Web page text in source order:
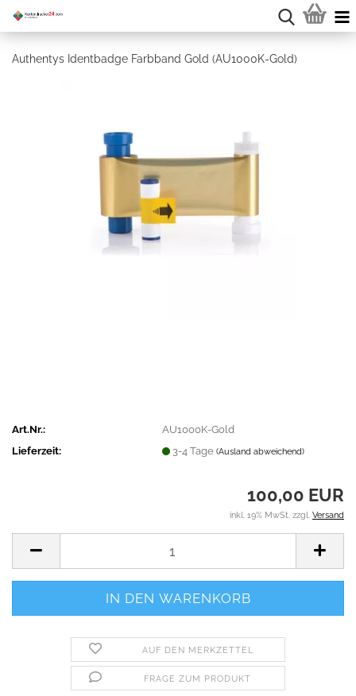
Authentys Identbadge Farbband Gold (AU1000K-Gold)
Art.Nr.:
AU1000K-Gold
Lieferzeit:
3-4 Tage(Ausland abweichend)
100,00 EUR
inkl. 19% MwSt. zzgl. Versand
AUF DEN MERKZETTEL
FRAGE ZUM PRODUKT